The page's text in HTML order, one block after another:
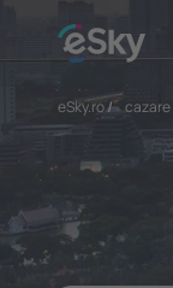
eSky.ro/ cazare